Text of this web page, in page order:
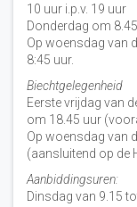
10 uur i.p.v. 19 uur
Donderdag om
Op woensdag van
8:45 uur.
Biechtgelegenheid
Eerste vrijdag van
om 18.45 uur
Op woensdag van
(aansluitend op de
Aanbiddingsuren:
Dinsdag van 9.15